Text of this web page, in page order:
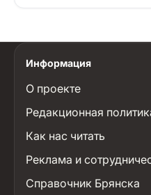
Информация
О проекте
Редакционная
Как нас читать
Реклама и
Справочник Брянска